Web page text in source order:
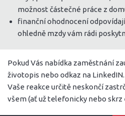
možnost částečné práce z
finanční ohodnocení
ohledně mzdy vám rádi
Pokud Vás nabídka zaměstnání
životopis nebo odkaz na LinkedIN.
Vaše reakce určitě neskončí
všem (ať už telefonicky nebo skrz